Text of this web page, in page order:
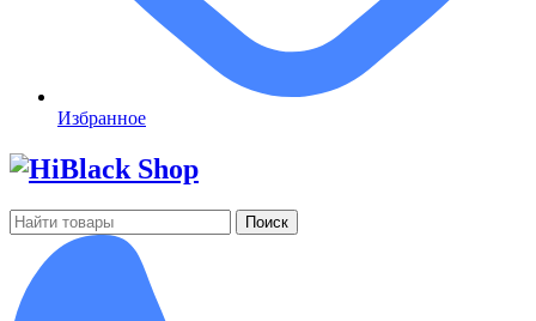
Избранное
Поиск